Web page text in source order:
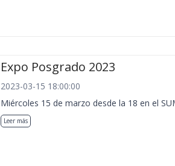
Expo Posgrado 2023
2023-03-15 18:00:00
Miércoles 15 de marzo desde la 18 en el
Leer más